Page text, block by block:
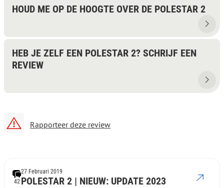
HOUD ME OP DE HOOGTE OVER DE POLESTAR 2
HEB JE ZELF EEN POLESTAR 2? SCHRIJF EEN
REVIEW
Rapporteer deze review
42 POLESTAR 2 | NIEUW: UPDATE 2023
27 Februari 2019